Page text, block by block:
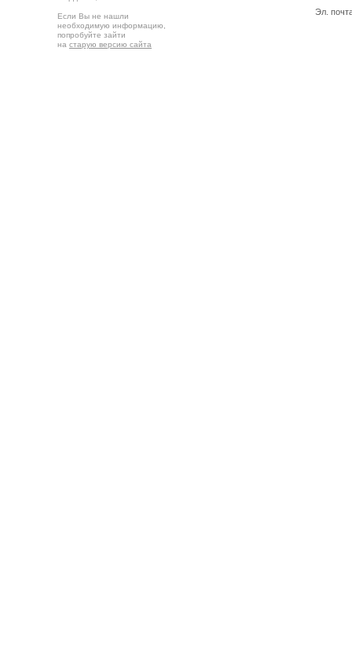
Если Вы не нашли
необходимую информацию,
попробуйте зайти
на старую версию сайта
Эл.